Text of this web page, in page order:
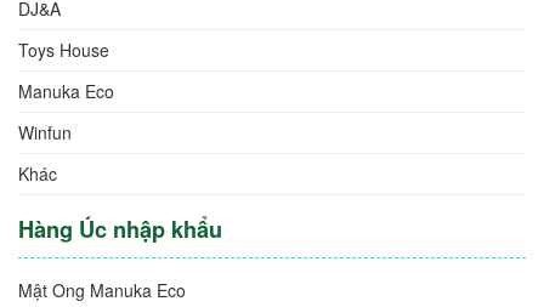
DJ&A
Toys House
Manuka Eco
Winfun
Khác
Hàng Úc nhập khẩu
Mật Ong Manuka Eco